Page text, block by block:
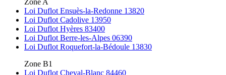
Loi Duflot Ensuès-la-Redonne 13820
Loi Duflot Cadolive 13950
Loi Duflot Hyères 83400
Loi Duflot Berre-les-Alpes 06390
Loi Duflot Roquefort-la-Bédoule 13830
Zone B1
Loi Duflot Cheval-Blanc 84460